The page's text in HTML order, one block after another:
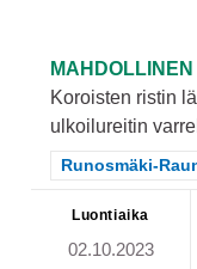
MAHDOLLINEN
Koroisten ristin
ulkoilureitin
Rajaa tulokset
Runosmäki-
Luontiaika
02.10.2023